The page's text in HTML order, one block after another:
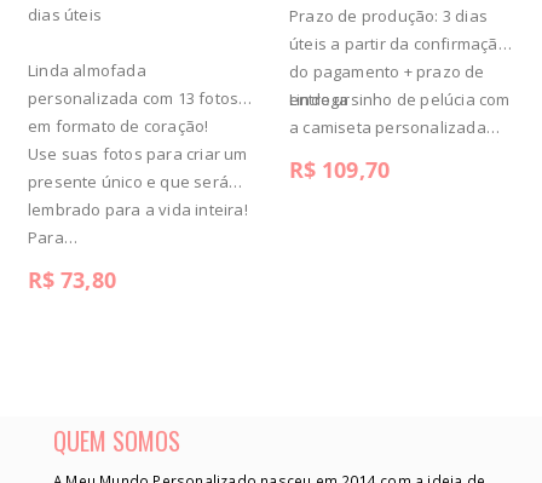
dias úteis
Linda almofada
personalizada com 13 fotos
em formato de coração!
Use suas fotos para criar um
presente único e que será
lembrado para a vida inteira!
Para…
R$ 73,80
Prazo de produção: 3 dias
úteis a partir da confirmação
do pagamento + prazo de
entrega
Lindo ursinho de pelúcia com
a camiseta personalizada
foto e…
R$ 109,70
QUEM SOMOS